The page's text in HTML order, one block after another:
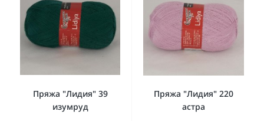
Пряжа "Лидия" 39
изумруд
Пряжа "Лидия" 220
астра